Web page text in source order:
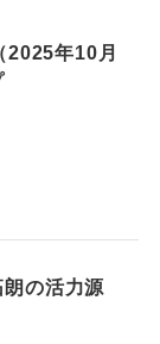
2025年10月
の活力源